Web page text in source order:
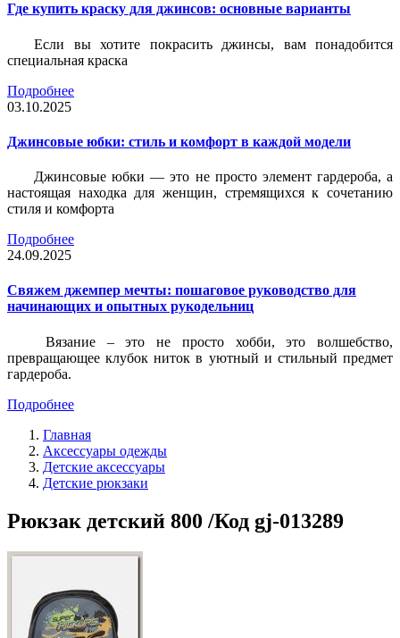
Где купить краску для джинсов: основные варианты
Если вы хотите покрасить джинсы, вам понадобится
специальная краска
Подробнее
03.10.2025
Джинсовые юбки: стиль и комфорт в каждой модели
Джинсовые юбки — это не просто элемент гардероба, а
настоящая находка для женщин, стремящихся к сочетанию
стиля и комфорта
Подробнее
24.09.2025
Свяжем джемпер мечты: пошаговое руководство для
начинающих и опытных рукодельниц
Вязание – это не просто хобби, это волшебство,
превращающее клубок ниток в уютный и стильный предмет
гардероба.
Подробнее
Главная
Аксессуары одежды
Детские аксессуары
Детские рюкзаки
Рюкзак детский 800 /Код gj-013289